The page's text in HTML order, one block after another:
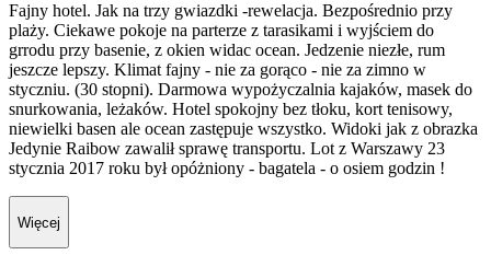
Fajny hotel. Jak na trzy gwiazdki -rewelacja. Bezpośrednio przy
plaży. Ciekawe pokoje na parterze z tarasikami i wyjściem do
grrodu przy basenie, z okien widac ocean. Jedzenie niezłe, rum
jeszcze lepszy. Klimat fajny - nie za gorąco - nie za zimno w
styczniu. (30 stopni). Darmowa wypożyczalnia kajaków, masek do
snurkowania, leżaków. Hotel spokojny bez tłoku, kort tenisowy,
niewielki basen ale ocean zastępuje wszystko. Widoki jak z obrazka
Jedynie Raibow zawalił sprawę transportu. Lot z Warszawy 23
stycznia 2017 roku był opóżniony - bagatela - o osiem godzin !
Więcej